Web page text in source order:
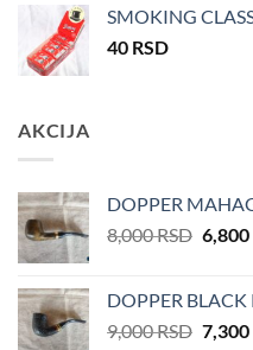
SMOKING
40 RSD
AKCIJA
DOPPER
8,000RSD
била:
8,000
6,800
DOPPER BLACK
9,000RSD 7,300